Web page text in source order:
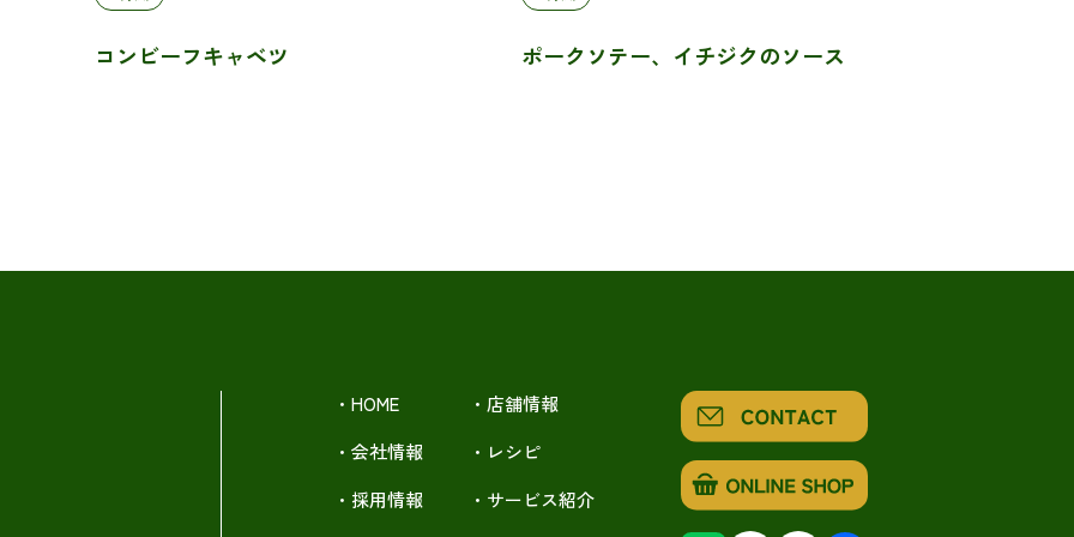
コンビーフキャベツ ポークソテー、イチジクのソース
・HOME
・店舗情報
・会社情報
・レシピ
・採用情報
・サービス紹介